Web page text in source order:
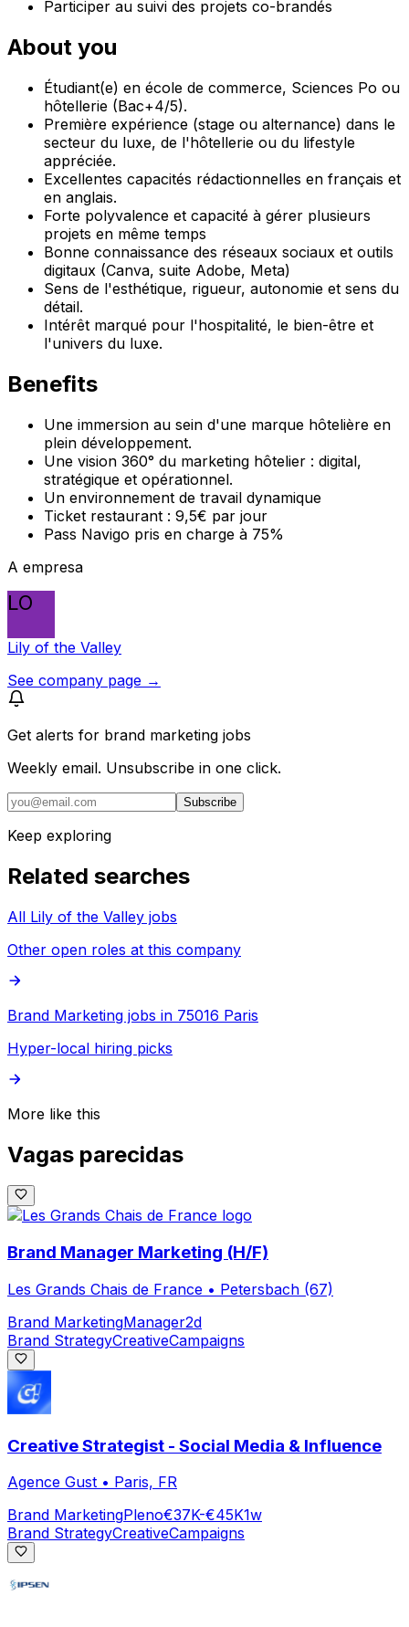
Participer au suivi des projets co-brandés
About you
Étudiant(e) en école de commerce, Sciences Po ou
hôtellerie (Bac+4/5).
Première expérience (stage ou alternance) dans le
secteur du luxe, de l'hôtellerie ou du lifestyle
appréciée.
Excellentes capacités rédactionnelles en français et
en anglais.
Forte polyvalence et capacité à gérer plusieurs
projets en même temps
Bonne connaissance des réseaux sociaux et outils
digitaux (Canva, suite Adobe, Meta)
Sens de l'esthétique, rigueur, autonomie et sens du
détail.
Intérêt marqué pour l'hospitalité, le bien-être et
l'univers du luxe.
Benefits
Une immersion au sein d'une marque hôtelière en
plein développement.
Une vision 360° du marketing hôtelier : digital,
stratégique et opérationnel.
Un environnement de travail dynamique
Ticket restaurant : 9,5€ par jour
Pass Navigo pris en charge à 75%
A empresa
LO
Lily of the Valley
See company page →
Get alerts for brand marketing jobs
Weekly email. Unsubscribe in one click.
Subscribe
Keep exploring
Related searches
All Lily of the Valley jobs
Other open roles at this company
Brand Marketing jobs in 75016 Paris
Hyper-local hiring picks
More like this
Vagas parecidas
Brand Manager Marketing (H/F)
Les Grands Chais de France • Petersbach (67)
Brand MarketingManager2d
Brand StrategyCreativeCampaigns
Creative Strategist - Social Media & Influence
Agence Gust • Paris, FR
Brand MarketingPleno€37K-€45K1w
Brand StrategyCreativeCampaigns